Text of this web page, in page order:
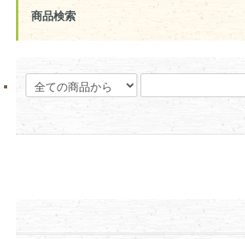
商品検索